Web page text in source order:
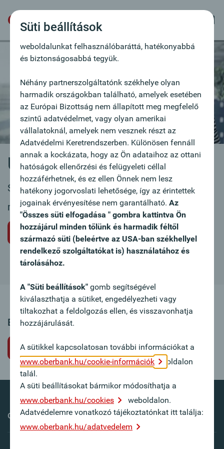
Új állásajánlat
Szívesen vesszük lelkes, elkötelezett
munkatársak jelentkezését.
Álláspályázat nem meghirdetett állásra
Ez az állásajánlat sajnos már nem elérhető.
Vissza
Süti beállítások
szövegfájlok, melyek lehetővé teszik a felhasználó
felismerését. Annak érdekében használjuk a sütiket,
hogy ajánlatainkat az Ön igényeihez igazítsuk,
weboldalunkat felhasználóbaráttá, hatékonyabbá
és biztonságosabbá tegyük.
Néhány partnerszolgáltatónk székhelye olyan
harmadik országokban található, amelyek esetében
az Európai Bizottság nem állapított meg megfelelő
szintű adatvédelmet, vagy olyan amerikai
vállalatoknál, amelyek nem vesznek részt az
Adatvédelmi Keretrendszerben. Különösen fennáll
annak a kockázata, hogy az Ön adataihoz az ottani
hatóságok ellenőrzési és felügyeleti céllal
hozzáférhetnek, és ez ellen Önnek nem lesz
hatékony jogorvoslati lehetősége, így az érintettek
jogainak érvényesítése nem garantálható. Az
"Összes süti elfogadása " gombra kattintva Ön
hozzájárul minden tőlünk és harmadik féltől
származó süti (beleértve az USA-ban székhellyel
rendelkező szolgáltatókat is) használatához és
tárolásához.
A "Süti beállítások" gomb segítségével
kiválaszthatja a sütiket, engedélyezheti vagy
tiltakozhat a feldolgozás ellen, és visszavonhatja
hozzájárulását.
A sütikkel kapcsolatosan további információkat a
www.oberbank.hu/cookie-információk
oldalon
talál.
A süti beállításokat bármikor módosíthatja a
www.oberbank.hu/cookies
weboldalon.
Adatvédelemre vonatkozó tájékoztatónkat itt találja:
www.oberbank.hu/adatvedelem
Oberbank külföldön